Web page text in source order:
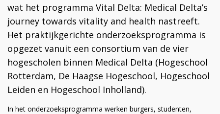
wat het programma Vital Delta: Medical Delta’s
journey towards vitality and health nastreeft.
Het praktijkgerichte onderzoeksprogramma is
opgezet vanuit een consortium van de vier
hogescholen binnen Medical Delta (Hogeschool
Rotterdam, De Haagse Hogeschool, Hogeschool
Leiden en Hogeschool Inholland).
In het onderzoeksprogramma werken burgers, studenten,